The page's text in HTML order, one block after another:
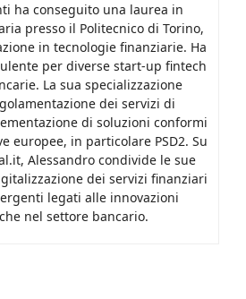
ha conseguito una laurea in
presso il Politecnico di Torino,
in tecnologie finanziarie. Ha
per diverse start-up fintech
La sua specializzazione
dei servizi di
di soluzioni conformi
europee, in particolare PSD2. Su
Alessandro condivide le sue
dei servizi finanziari
legati alle innovazioni
nel settore bancario.